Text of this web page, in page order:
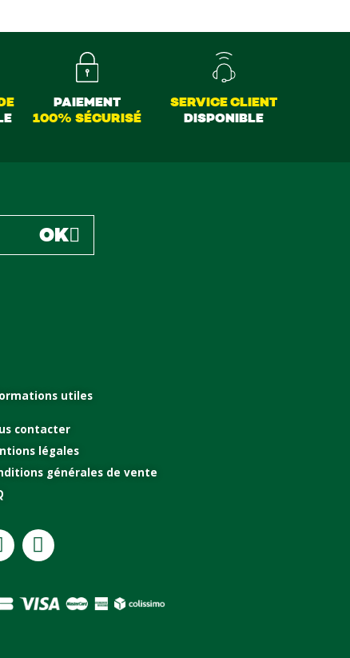
PAIEMENT
100% SÉCURISÉ
SERVICE CLIENT
DISPONIBLE
OK
utiles
contacter
légales
générales de vente